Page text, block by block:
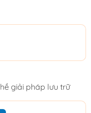
giải pháp lưu trữ